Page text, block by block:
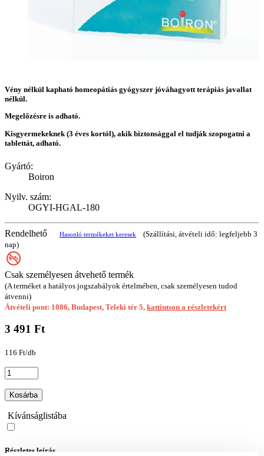
Vény nélkül kapható homeopátiás gyógyszer jóváhagyott terápiás javallat
nélkül.
Megelőzésre is adható.
Kisgyermekeknek (3 éves kortól), akik biztonsággal el tudják szopogatni a
tablettát, adható.
Gyártó:
Boiron
Nyilv. szám:
OGYI-HGAL-180
Rendelhető Hasonló termékeket keresek
(Szállítási, átvételi idő: legfeljebb 3
nap)
Csak személyesen átvehető termék
(A terméket a hatályos jogszabályok értelmében, csak személyesen tudod
átvenni)
Átvételi pont: 1086, Budapest, Teleki tér 5, kattintson a részletekért
3 491 Ft
116 Ft/db
Kosárba
Kívánságlistába
Részletes leírás